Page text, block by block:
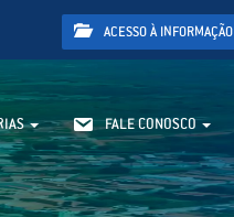
ACESSO À INFORMAÇÃO
FALE CONOSCO